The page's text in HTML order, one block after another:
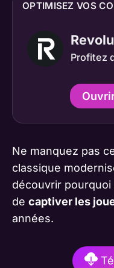
OPTIMISEZ VOS
Profitez
Ne manquez pas
classique
découvrir pourquoi
de captiver les
années.